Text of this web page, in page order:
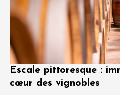
Escale pittoresque :
cœur des vignobles